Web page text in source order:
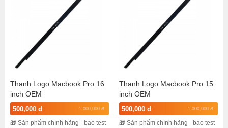
Thanh Logo Macbook Pro 16
inch OEM
500,000 đ 1,000,000 đ
🎁 Sản phẩm chính hãng - bao test
Thanh Logo Macbook Pro 15
inch OEM
500,000 đ 1,000,000 đ
🎁 Sản phẩm chính hãng - bao test